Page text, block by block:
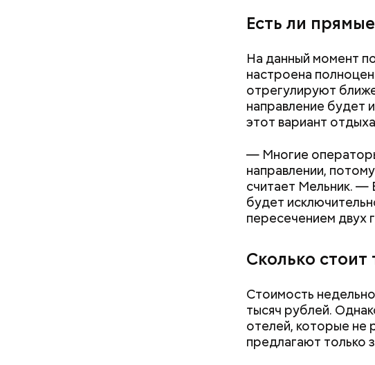
Есть ли
На данный момент
настроена
отрегулируют
направление будет
этот вариант
— Многие
направлении,
считает Мельник.
будет
пересечением двух
Сколько
Стоимость
тысяч рублей.
отелей, которые не
предлагают только
День малины со
сочетания этой
только малину со
ингредиентов. Их
самостоятельно
брынза;
растительное
помидоры черри
Как
не